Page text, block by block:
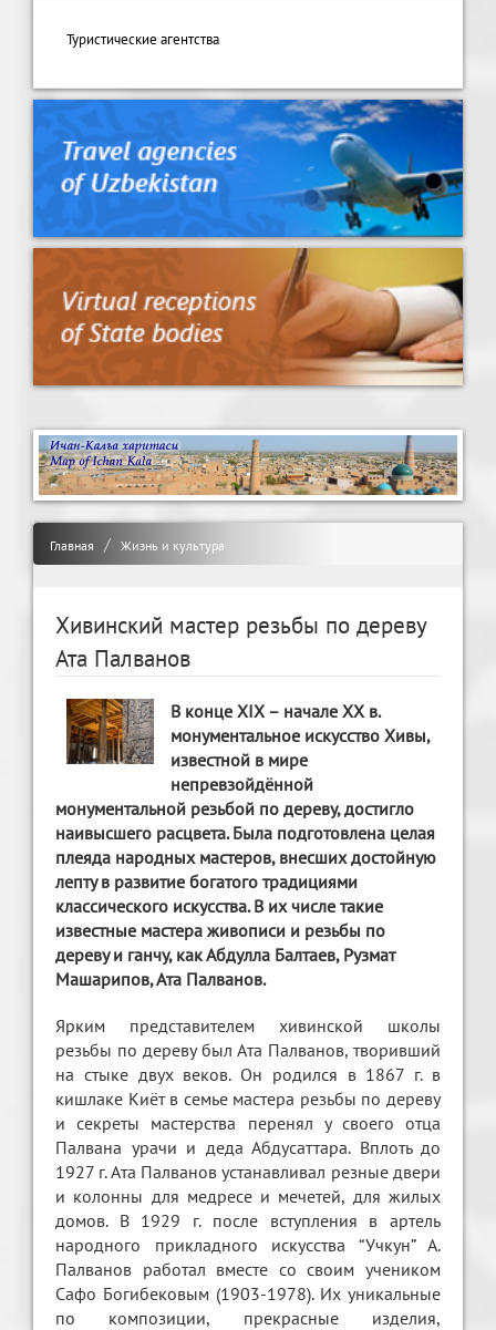
Туристические агентства
Главная Жизнь и культура
Хивинский мастер резьбы по дереву
Ата Палванов
В конце ХIХ – начале ХХ в.
монументальное искусство Хивы,
известной в мире
непревзойдённой
монументальной резьбой по дереву, достигло
наивысшего расцвета. Была подготовлена целая
плеяда народных мастеров, внесших достойную
лепту в развитие богатого традициями
классического искусства. В их числе такие
известные мастера живописи и резьбы по
дереву и ганчу, как Абдулла Балтаев, Рузмат
Машарипов, Ата Палванов.
Ярким представителем хивинской школы
резьбы по дереву был Ата Палванов, творивший
на стыке двух веков. Он родился в 1867 г. в
кишлаке Киёт в семье мастера резьбы по дереву
и секреты мастерства перенял у своего отца
Палвана урачи и деда Абдусаттара. Вплоть до
1927 г. Ата Палванов устанавливал резные двери
и колонны для медресе и мечетей, для жилых
домов. В 1929 г. после вступления в артель
народного прикладного искусства “Учкун” А.
Палванов работал вместе со своим учеником
Сафо Богибековым (1903-1978). Их уникальные
по композиции, прекрасные изделия,